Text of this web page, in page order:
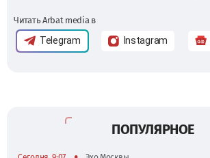
Читать Arbat media в
Telegram Instagram
ПОПУЛЯРНОЕ